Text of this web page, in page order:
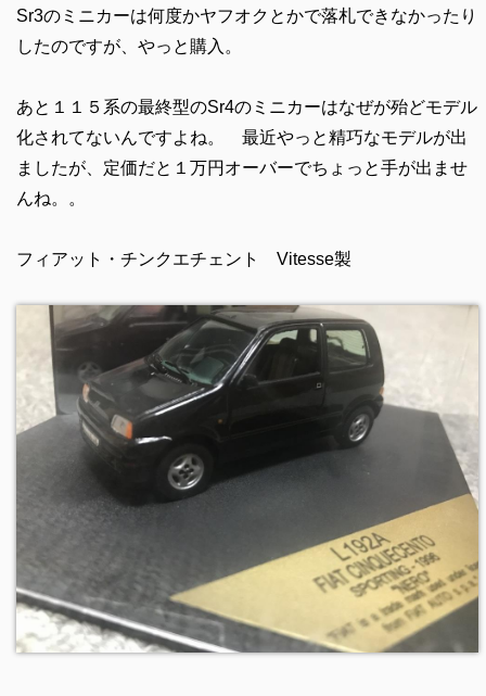
Sr3のミニカーは何度かヤフオクとかで落札できなかったり
したのですが、やっと購入。
あと１１５系の最終型のSr4のミニカーはなぜが殆どモデル
化されてないんですよね。 最近やっと精巧なモデルが出
ましたが、定価だと１万円オーバーでちょっと手が出ませ
んね。。
フィアット・チンクエチェント Vitesse製